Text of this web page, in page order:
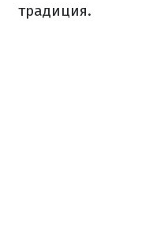
традиция.